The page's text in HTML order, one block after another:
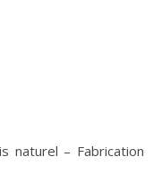
naturel – Fabrication